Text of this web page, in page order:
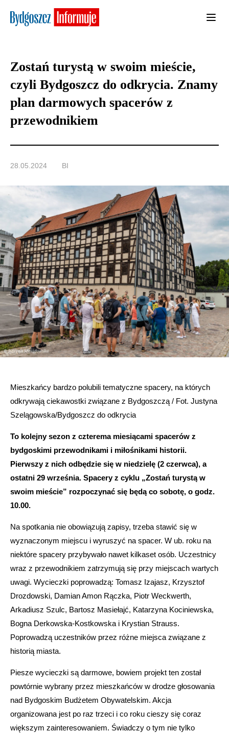
Zostań turystą w swoim mieście,
czyli Bydgoszcz do odkrycia. Znamy
plan darmowych spacerów z
przewodnikiem
28.05.2024 BI
Mieszkańcy bardzo polubili tematyczne spacery, na których
odkrywają ciekawostki związane z Bydgoszczą / Fot. Justyna
Szelągowska/Bydgoszcz do odkrycia
To kolejny sezon z czterema miesiącami spacerów z
bydgoskimi przewodnikami i miłośnikami historii.
Pierwszy z nich odbędzie się w niedzielę (2 czerwca), a
ostatni 29 września. Spacery z cyklu „Zostań turystą w
swoim mieście” rozpoczynać się będą co sobotę, o godz.
10.00.
Na spotkania nie obowiązują zapisy, trzeba stawić się w
wyznaczonym miejscu i wyruszyć na spacer. W ub. roku na
niektóre spacery przybywało nawet kilkaset osób. Uczestnicy
wraz z przewodnikiem zatrzymują się przy miejscach wartych
uwagi. Wycieczki poprowadzą: Tomasz Izajasz, Krzysztof
Drozdowski, Damian Amon Rączka, Piotr Weckwerth,
Arkadiusz Szulc, Bartosz Masiełajć, Katarzyna Kociniewska,
Bogna Derkowska-Kostkowska i Krystian Strauss.
Poprowadzą uczestników przez różne miejsca związane z
historią miasta.
Piesze wycieczki są darmowe, bowiem projekt ten został
powtórnie wybrany przez mieszkańców w drodze głosowania
nad Bydgoskim Budżetem Obywatelskim. Akcja
organizowana jest po raz trzeci i co roku cieszy się coraz
większym zainteresowaniem. Świadczy o tym nie tylko